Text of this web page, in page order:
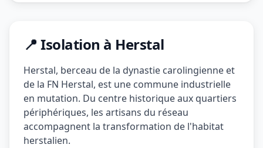
📍 Isolation à Herstal
Herstal, berceau de la dynastie carolingienne et
de la FN Herstal, est une commune industrielle
en mutation. Du centre historique aux quartiers
périphériques, les artisans du réseau
accompagnent la transformation de l'habitat
herstalien.